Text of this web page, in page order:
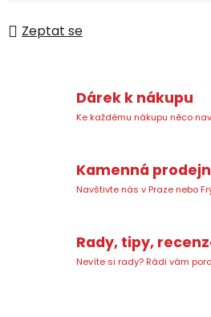
Zeptat se
Dárek k nákupu
Ke každému nákupu něco
Kamenná
Navštivte nás v Praze nebo
Rady, tipy,
Nevíte si rady? Rádi vám